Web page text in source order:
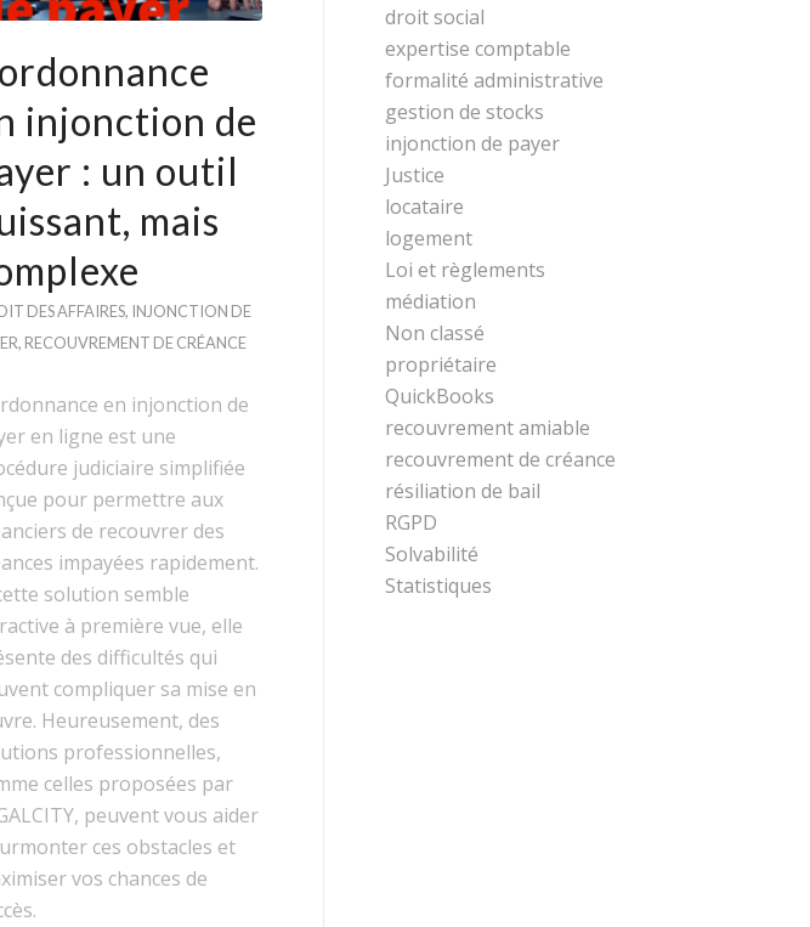
injonction de
: un outil
mais
DES AFFAIRES, INJONCTION DE
, RECOUVREMENT DE CRÉANCE
en injonction de
en ligne est une
judiciaire simplifiée
pour permettre aux
de recouvrer des
impayées rapidement.
solution semble
à première vue, elle
des difficultés qui
compliquer sa mise en
Heureusement, des
professionnelles,
celles proposées par
peuvent vous aider
ces obstacles et
vos chances de
droit social
expertise comptable
formalité administrative
gestion de stocks
injonction de payer
Justice
locataire
logement
Loi et règlements
médiation
Non classé
propriétaire
QuickBooks
recouvrement amiable
recouvrement de créance
résiliation de bail
RGPD
Solvabilité
Statistiques